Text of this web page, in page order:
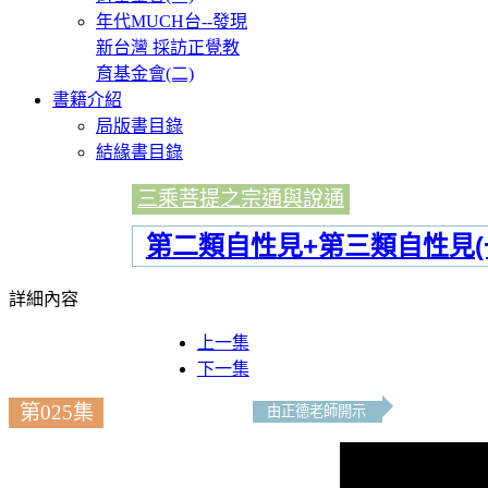
年代MUCH台--發現
新台灣 採訪正覺教
育基金會(二)
書籍介紹
局版書目錄
結緣書目錄
三乘菩提之宗通與說通
第二類自性見+第三類自性見
詳細內容
上一集
下一集
第025集 由正德老師開示